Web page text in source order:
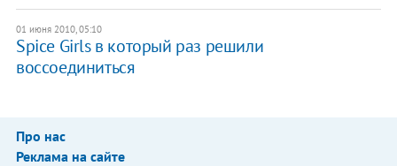
01 июня 2010, 05:10
Spice Girls в который раз решили
воссоединиться
Про нас
Реклама на сайте